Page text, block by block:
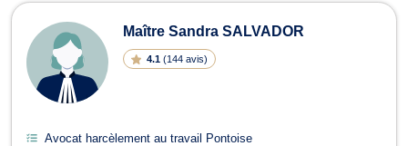
Maître Sandra SALVADOR
4.1 (144 avis)
Avocat harcèlement au travail Pontoise